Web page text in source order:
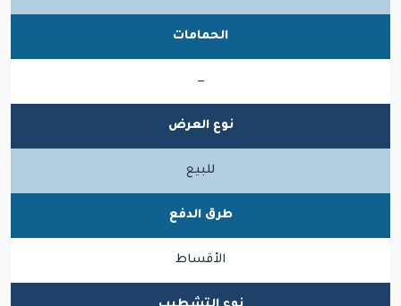
الحمامات
—
نوع العرض
للبيع
طرق الدفع
الأقساط